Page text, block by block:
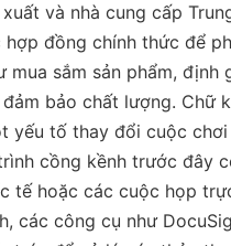
và nhà cung cấp
hợp đồng chính thức để
mua sắm sản phẩm, định
đảm bảo chất lượng. Chữ
yếu tố thay đổi cuộc
cồng kềnh trước đây
tế hoặc các cuộc họp
các công cụ như